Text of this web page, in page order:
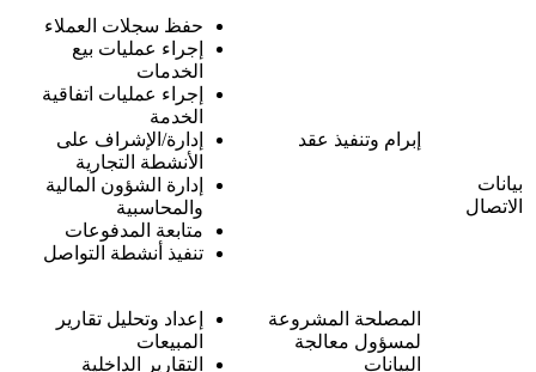
بيانات
الاتصال
إبرام وتنفيذ عقد
حفظ سجلات العملاء
إجراء عمليات بيع
الخدمات
إجراء عمليات اتفاقية
الخدمة
إدارة/الإشراف على
الأنشطة التجارية
إدارة الشؤون المالية
والمحاسبية
متابعة المدفوعات
تنفيذ أنشطة التواصل
المصلحة المشروعة
لمسؤول معالجة
البيانات
إعداد وتحليل تقارير
المبيعات
التقارير الداخلية